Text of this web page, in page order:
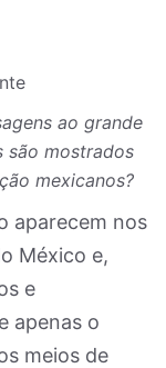
ao grande
são mostrados
mexicanos?
aparecem nos
México e,
e
apenas o
meios de